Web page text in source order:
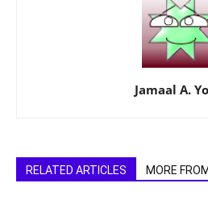
Jamaal A.
RELATED ARTICLES MORE